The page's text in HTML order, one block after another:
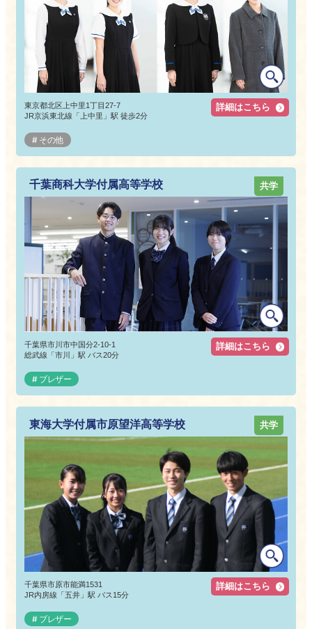
東京都北区上中里1丁目27-7
JR京浜東北線「上中里」駅 徒歩2分
その他
詳細はこちら
千葉商科大学付属高等学校
千葉県市川市中国分2-10-1
総武線「市川」駅 バス20分
ブレザー
共学
詳細はこちら
東海大学付属市原望洋高等学校
千葉県市原市能満1531
JR内房線「五井」駅 バス15分
ブレザー
共学
詳細はこちら